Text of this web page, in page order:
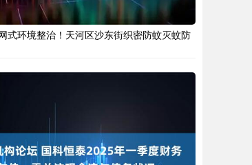
式环境整治！天河区沙东街织密防蚊灭蚊防